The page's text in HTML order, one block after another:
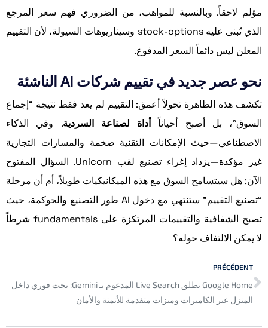
مؤلم لاحقاً. وبالنسبة للمواهب، من الضروري فهم سعر المرجع
الذي تُبنى عليه stock-options وسيناريوهات السيولة، لأن التقييم
المعلن ليس دائماً السعر المدفوع.
نحو عصر جديد في تقييم شركات AI الناشئة
تكشف هذه الظاهرة تحولاً أعمق: التقييم لم يعد فقط نتيجة “إجماع
السوق”، بل أصبح أحياناً أداة لصناعة السردية. وفي الذكاء
الاصطناعي—حيث الإمكانات التقنية ضخمة والمسارات التجارية
غير مؤكدة—يزداد إغراء تصنيع لقب Unicorn. السؤال المفتوح
الآن: هل سيتسامح السوق مع هذه الميكانيكيات طويلاً، أم أن مرحلة
“تصنيع التقييم” ستنتهي مع دخول AI طور التصنيع والحوكمة، حيث
تصبح الشفافية والتقييمات المرتكزة على fundamentals شرطاً
لا يمكن الالتفاف حوله؟
PRÉCÉDENT
Google Home تطلق Live Search المدعوم بـ Gemini: بحث فوري داخل
المنزل عبر الكاميرات وميزات متقدمة للأتمتة والأمان